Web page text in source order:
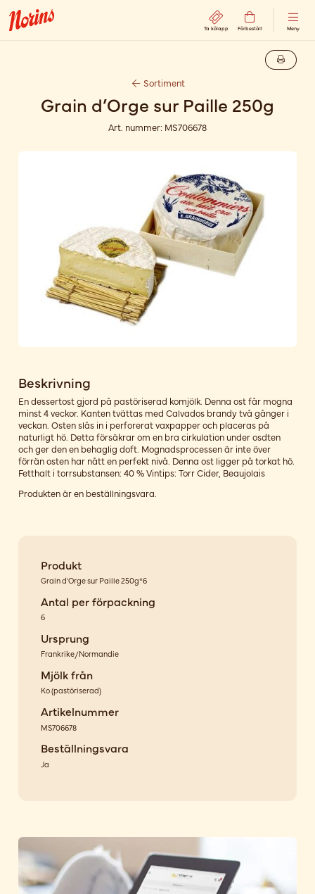
Ta kölapp Förbeställ Meny
Sortiment
Grain d’Orge sur Paille 250g
Art. nummer: MS706678
Beskrivning
En dessertost gjord på pastöriserad komjölk. Denna ost får mogna
minst 4 veckor. Kanten tvättas med Calvados brandy två gånger i
veckan. Osten slås in i perforerat vaxpapper och placeras på
naturligt hö. Detta försäkrar om en bra cirkulation under osdten
och ger den en behaglig doft. Mognadsprocessen är inte över
förrän osten har nått en perfekt nivå. Denna ost ligger på torkat hö.
Fetthalt i torrsubstansen: 40 % Vintips: Torr Cider, Beaujolais
Produkten är en beställningsvara.
Produkt
Grain d'Orge sur Paille 250g*6
Antal per förpackning
6
Ursprung
Frankrike/Normandie
Mjölk från
Ko(pastöriserad)
Artikelnummer
MS706678
Beställningsvara
Ja